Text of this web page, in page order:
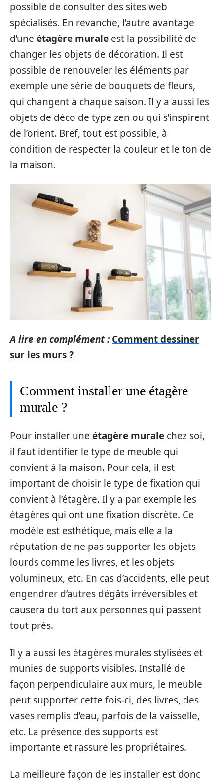
possible de consulter des sites web
spécialisés. En revanche, l’autre avantage
d’une étagère murale est la possibilité de
changer les objets de décoration. Il est
possible de renouveler les éléments par
exemple une série de bouquets de fleurs,
qui changent à chaque saison. Il y a aussi les
objets de déco de type zen ou qui s’inspirent
de l’orient. Bref, tout est possible, à
condition de respecter la couleur et le ton de
la maison.
A lire en complément : Comment dessiner
sur les murs ?
Comment installer une étagère
murale ?
Pour installer une étagère murale chez soi,
il faut identifier le type de meuble qui
convient à la maison. Pour cela, il est
important de choisir le type de fixation qui
convient à l’étagère. Il y a par exemple les
étagères qui ont une fixation discrète. Ce
modèle est esthétique, mais elle a la
réputation de ne pas supporter les objets
lourds comme les livres, et les objets
volumineux, etc. En cas d’accidents, elle peut
engendrer d’autres dégâts irréversibles et
causera du tort aux personnes qui passent
tout près.
Il y a aussi les étagères murales stylisées et
munies de supports visibles. Installé de
façon perpendiculaire aux murs, le meuble
peut supporter cette fois-ci, des livres, des
vases remplis d’eau, parfois de la vaisselle,
etc. La présence des supports est
importante et rassure les propriétaires.
La meilleure façon de les installer est donc